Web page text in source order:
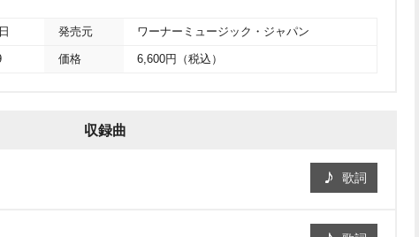
発売元 ワーナーミュージック・ジャパン
価格 6,600円（税込）
収録曲
歌詞